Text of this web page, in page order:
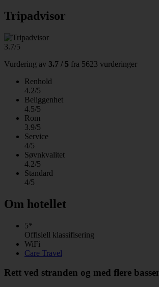
Tripadvisor
3.7/5
Vurdering av 3.7 / 5 fra 5623 vurderinger
Renhold
4.2/5
Beliggenhet
4.5/5
Rom
3.9/5
Service
4/5
Søvnkvalitet
4.2/5
Standard
4/5
Om hotellet
5*
Offisiell klassifisering
WiFi
Care Travel
Rett ved stranden og med flere